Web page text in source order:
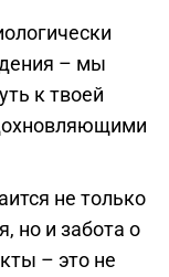
– мы
к твоей
не только
но и забота о
– это не